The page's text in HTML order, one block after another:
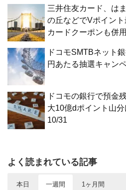
三井住友カード、は
の丘などでVポイン
カードクーポンも併
ドコモSMTBネット
円あたる抽選キャン
ドコモの銀行で預金
大10億dポイント山
10/31
よく読まれている記事
本日 一週間 1ヶ月間